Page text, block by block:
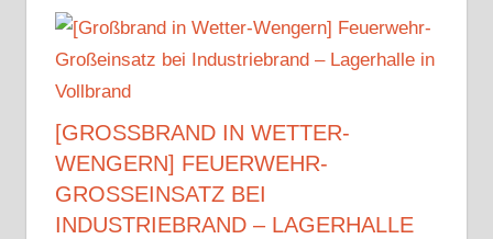
[GROSSBRAND IN WETTER-W
ENGERN] FEUERWEHR-G
ROSSEINSATZ BEI IN
DUSTRIEBRAND – LAGERHALLE IN